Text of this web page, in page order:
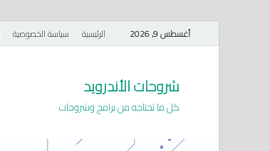
أغسطس 9, 2026 الرئيسية سياسة الخصوصية
شروحات الأندرويد
كل ما تحتاجه من برامج وشروحات